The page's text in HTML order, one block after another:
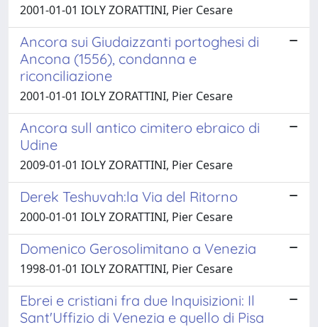
2001-01-01 IOLY ZORATTINI, Pier Cesare
Ancora sui Giudaizzanti portoghesi di
Ancona (1556), condanna e
riconciliazione
2001-01-01 IOLY ZORATTINI, Pier Cesare
Ancora sull antico cimitero ebraico di
Udine
2009-01-01 IOLY ZORATTINI, Pier Cesare
Derek Teshuvah:la Via del Ritorno
2000-01-01 IOLY ZORATTINI, Pier Cesare
Domenico Gerosolimitano a Venezia
1998-01-01 IOLY ZORATTINI, Pier Cesare
Ebrei e cristiani fra due Inquisizioni: Il
Sant'Uffizio di Venezia e quello di Pisa